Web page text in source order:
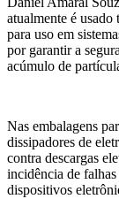
atualmente é usado
para uso em
por garantir a
acúmulo de
Nas embalagens
dissipadores de
contra descargas
incidência de
dispositivos